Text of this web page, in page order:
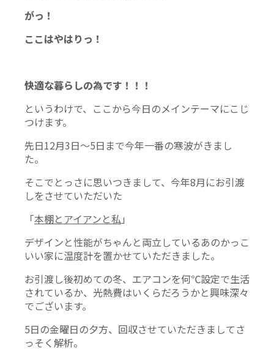
がっ！
ここはやはりっ！
快適な暮らしの為です！！！
というわけで、ここから今日のメインテーマにこじ
つけます。
先日12月3日～5日まで今年一番の寒波がきまし
た。
そこでとっさに思いつきまして、今年8月にお引渡
しをさせていただいた
「本棚とアイアンと私 」
デザインと性能がちゃんと両立しているあのかっこ
いい家に温度計を置かせていただきました。
お引渡し後初めての冬、エアコンを何℃設定で生活
されているか、光熱費はいくらだろうかと興味深々
でございます。
5日の金曜日の夕方、回収させていただきましてさ
っそく解析。